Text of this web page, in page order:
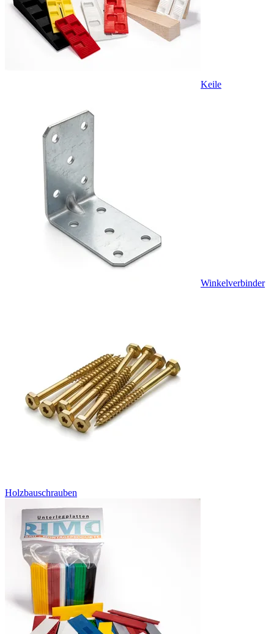
Keile
Winkelverbinder
Holzbauschrauben